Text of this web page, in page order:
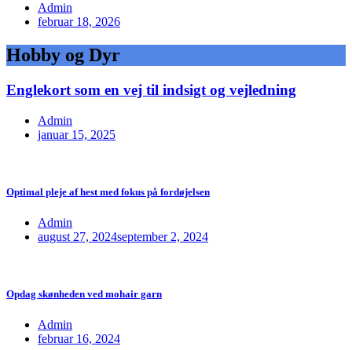
Admin
februar 18, 2026
Hobby og Dyr
Englekort som en vej til indsigt og vejledning
Admin
januar 15, 2025
Optimal pleje af hest med fokus på fordøjelsen
Admin
august 27, 2024september 2, 2024
Opdag skønheden ved mohair garn
Admin
februar 16, 2024